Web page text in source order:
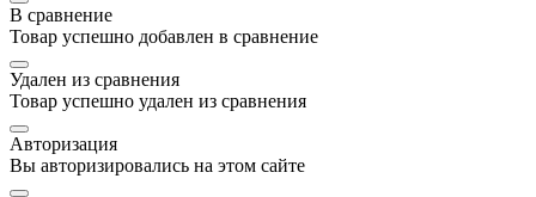
В сравнение
Товар успешно добавлен в сравнение
Удален из сравнения
Товар успешно удален из сравнения
Авторизация
Вы авторизировались на этом сайте